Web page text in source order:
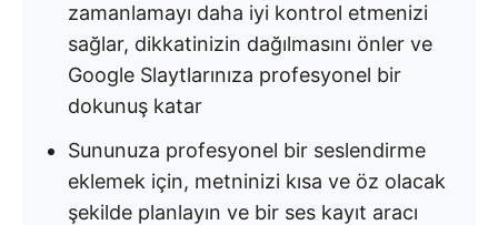
zamanlamayı daha iyi kontrol etmenizi
sağlar, dikkatinizin dağılmasını önler ve
Google Slaytlarınıza profesyonel bir
dokunuş katar
Sununuza profesyonel bir seslendirme
eklemek için, metninizi kısa ve öz olacak
şekilde planlayın ve bir ses kayıt aracı